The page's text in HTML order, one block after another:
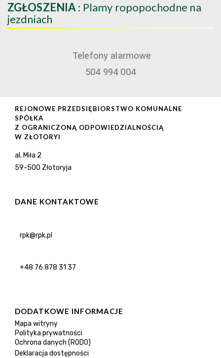
ZGŁOSZENIA : Plamy ropopochodne na
jezdniach
Telefony alarmowe
504 994 004
REJONOWE PRZEDSIĘBIORSTWO KOMUNALNE
SPÓŁKA
Z OGRANICZONĄ ODPOWIEDZIALNOŚCIĄ
W ZŁOTORYI
al. Miła 2
59-500 Złotoryja
DANE KONTAKTOWE
rpk@rpk.pl
+48 76 878 31 37
DODATKOWE INFORMACJE
Mapa witryny
Polityka prywatności
Ochrona danych (RODO)
Deklaracja dostępności